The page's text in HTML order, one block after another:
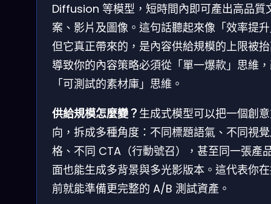
Diffusion 等模型，短時間內即可產出高品質
案、影片及圖像。這句話聽起來像「效率提
但它真正帶來的，是內容供給規模的上限被
導致你的內容策略必須從「單一爆款」思維
「可測試的素材庫」思維。
供給規模怎麼變？ 生成式模型可以把一個創
向，拆成多種角度：不同標題語氣、不同視
格、不同 CTA（行動號召），甚至同一張產
面也能生成多背景與多光影版本。這代表你
前就能準備更完整的 A/B 測試資產。